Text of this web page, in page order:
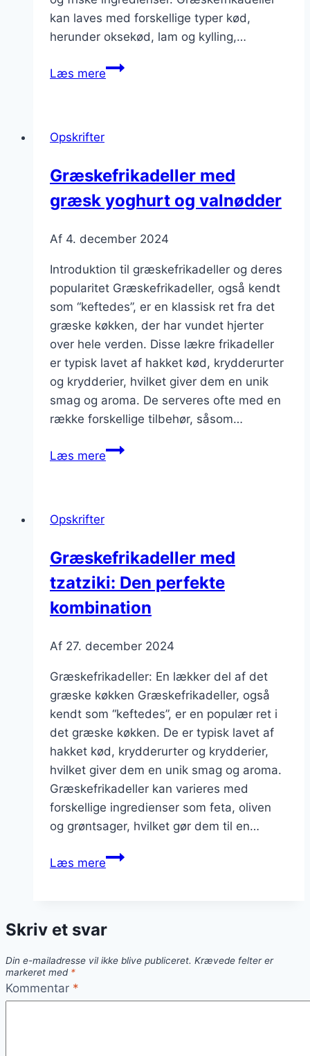
kan laves med forskellige typer kød,
herunder oksekød, lam og kylling,…
Læs mereGræskefrikadeller
Opskrifter
Græskefrikadeller med
græsk yoghurt og valnødder
Af 4. december 2024
Introduktion til græskefrikadeller og deres
popularitet Græskefrikadeller, også kendt
som “keftedes”, er en klassisk ret fra det
græske køkken, der har vundet hjerter
over hele verden. Disse lækre frikadeller
er typisk lavet af hakket kød, krydderurter
og krydderier, hvilket giver dem en unik
smag og aroma. De serveres ofte med en
række forskellige tilbehør, såsom…
Læs mereGræskefrikadeller
Opskrifter
Græskefrikadeller med
tzatziki: Den perfekte
kombination
Af 27. december 2024
Græskefrikadeller: En lækker del af det
græske køkken Græskefrikadeller, også
kendt som “keftedes”, er en populær ret i
det græske køkken. De er typisk lavet af
hakket kød, krydderurter og krydderier,
hvilket giver dem en unik smag og aroma.
Græskefrikadeller kan varieres med
forskellige ingredienser som feta, oliven
og grøntsager, hvilket gør dem til en…
Læs mereGræskefrikadeller
perfekte
Skriv et svar
Din e-mailadresse vil ikke blive publiceret. Krævede felter er
markeret med *
Kommentar *